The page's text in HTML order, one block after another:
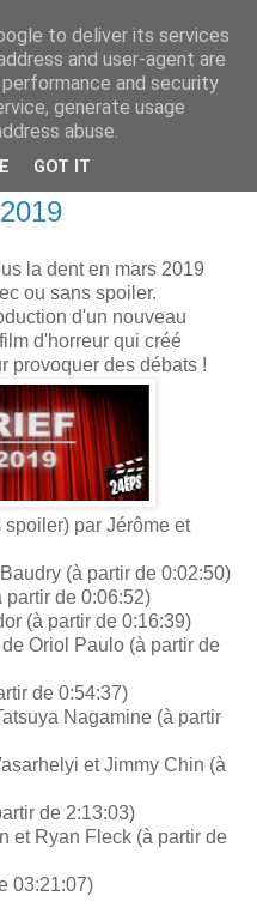
la dent en mars 2019
ou sans spoiler.
d'un nouveau
d'horreur qui créé
provoquer des débats !
par Jérôme et
(à partir de 0:02:50)
partir de 0:06:52)
(à partir de 0:16:39)
Oriol Paulo (à partir de
de 0:54:37)
Nagamine (à partir
et Jimmy Chin (à
de 2:13:03)
et Ryan Fleck (à partir de
03:21:07)
to deliver its services
and user-agent are
and security
generate usage
abuse.
GOT IT